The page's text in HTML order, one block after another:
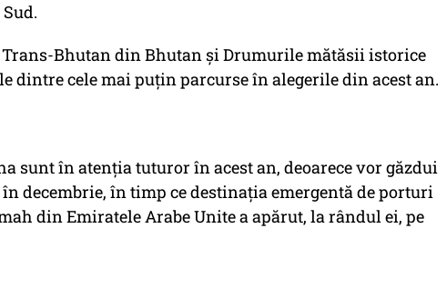
Bhutan din Bhutan și Drumurile mătăsii istorice
dintre cele mai puțin parcurse în alegerile din acest an.
sunt în atenția tuturor în acest an, deoarece vor găzdui
decembrie, în timp ce destinația emergentă de porturi
din Emiratele Arabe Unite a apărut, la rândul ei, pe